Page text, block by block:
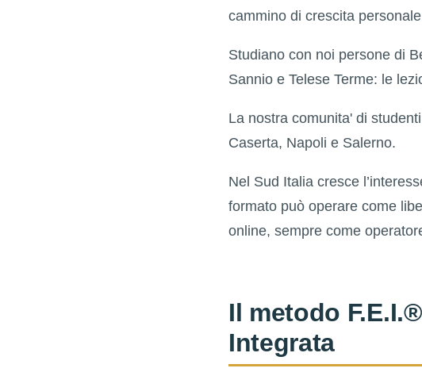
cammino di crescita
Studiano con noi persone di
Sannio e Telese Terme: le
La nostra comunita' di
Caserta, Napoli e Salerno.
Nel Sud Italia cresce
formato può operare come
online, sempre come
Il metodo
Integrata